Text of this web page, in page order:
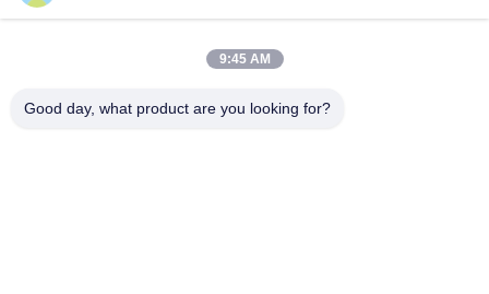
প্রস্তুতকারক এবং রপ্তানিকারক হিসাবে, আমরা ESD এবং Cleanroom সরঞ্জাম এবং
বাড়ি
পণ্য
9:45 AM
Good day, what product are you looking for?